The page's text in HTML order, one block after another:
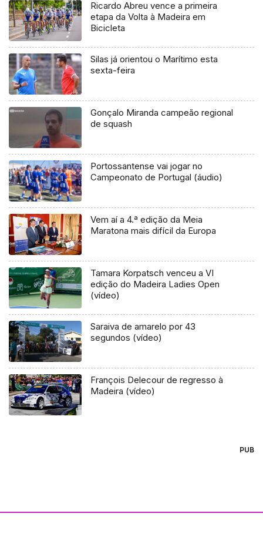
Ricardo Abreu vence a primeira
etapa da Volta à Madeira em
Bicicleta
Silas já orientou o Marítimo esta
sexta-feira
Gonçalo Miranda campeão regional
de squash
Portossantense vai jogar no
Campeonato de Portugal (áudio)
Vem aí a 4.ª edição da Meia
Maratona mais difícil da Europa
Tamara Korpatsch venceu a VI
edição do Madeira Ladies Open
(vídeo)
Saraiva de amarelo por 43
segundos (vídeo)
François Delecour de regresso à
Madeira (vídeo)
PUB